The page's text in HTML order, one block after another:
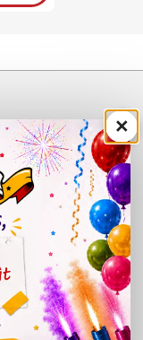


×